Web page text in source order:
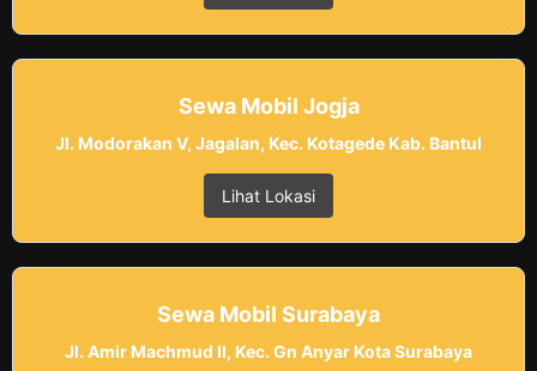
Sewa Mobil Jogja
Jl. Modorakan V, Jagalan, Kec. Kotagede Kab. Bantul
Lihat Lokasi
Sewa Mobil Surabaya
Jl. Amir Machmud II, Kec. Gn Anyar Kota Surabaya